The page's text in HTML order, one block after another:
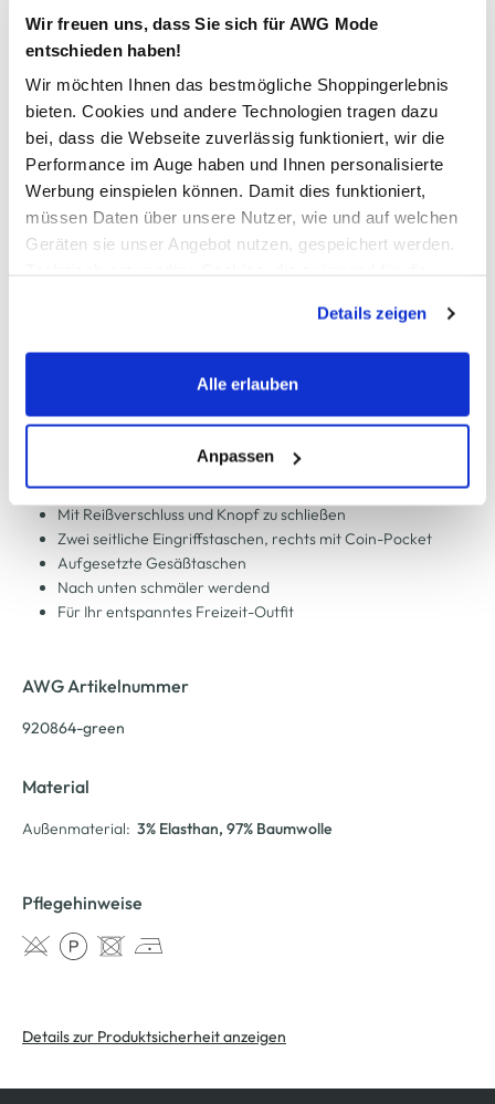
Wir freuen uns, dass Sie sich für AWG Mode
entschieden haben!
Wir möchten Ihnen das bestmögliche Shoppingerlebnis
bieten. Cookies und andere Technologien tragen dazu
bei, dass die Webseite zuverlässig funktioniert, wir die
Performance im Auge haben und Ihnen personalisierte
Werbung einspielen können. Damit dies funktioniert,
müssen Daten über unsere Nutzer, wie und auf welchen
Geräten sie unser Angebot nutzen, gespeichert werden.
werden, werden bei der Nutzung der Webseite auf jeden
Fall gesetzt. Cookies von Drittanbietern für Analyse- oder
Trackingzwecke werden nur dann aktiviert, wenn Sie das
erlauben" bzw. "Alle erlauben" klicken. Mehr dazu
(einschließlich der Möglichkeit, die Einwilligungserklärung
zu ändern oder zu widerrufen) erfahren Sie in unserem
Cookie-Hinweisbzw. derDatenschutzerklärung.
Details zeigen
Alle erlauben
Anpassen
Verfügbar
In den Warenkorb
Schneller DHL Versand: in 1–3 Werktagen
Kostenfreie Rücksendung innerhalb 14 Tage
Kostenlose Filiallieferung in Ihre Wunschfiliale
Damen Jeans "Tanita" Super Slim
Bequeme Jeans von Sure
Mit Reißverschluss und Knopf zu schließen
Zwei seitliche Eingriffstaschen, rechts mit Coin-Pocket
Aufgesetzte Gesäßtaschen
Nach unten schmäler werdend
Für Ihr entspanntes Freizeit-Outfit
AWG Artikelnummer
920864-green
Material
Außenmaterial: 3% Elasthan, 97% Baumwolle
Pflegehinweise
Details zur Produktsicherheit anzeigen